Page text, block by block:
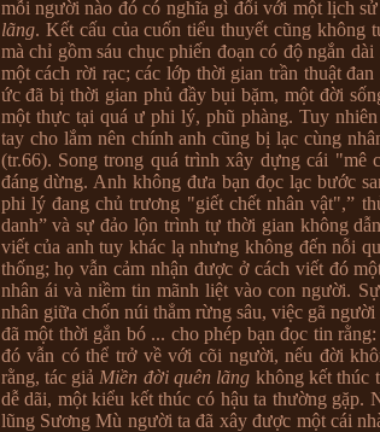
mỗi người nào đó có nghĩa gì đối với một lịch
lãng. Kết cấu của cuốn tiểu thuyết cũng không
mà chỉ gồm sáu chục phiến đoạn có độ ngắn
một cách rời rạc; các lớp thời gian trần thuật
ức đã bị thời gian phủ đầy bụi bặm, một đời
một thực tại quá ư phi lý, phũ phàng. Tuy
tay cho lắm nên chính anh cũng bị lạc cùng
(tr.66). Song trong quá trình xây dựng cái
đáng dừng. Anh không đưa bạn đọc lạc bước
phi lý đang chủ trương "giết chết nhân vật",”
danh” và sự đảo lộn trình tự thời gian không
viết của anh tuy khác lạ nhưng không đến nỗi
thống; họ vẫn cảm nhận được ở cách viết đó
nhân ái và niềm tin mãnh liệt vào con người.
nhân giữa chốn núi thẳm rừng sâu, việc gã
đã một thời gắn bó ... cho phép bạn đọc tin
đó vẫn có thể trở về với cõi người, nếu đời
rằng, tác giả Miền đời quên lãng không kết thúc
dễ dãi, một kiểu kết thúc có hậu ta thường
lũng Sương Mù người ta đã xây được một cái